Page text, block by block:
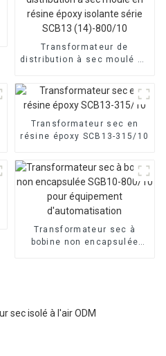
Transformateur de
distribution à sec moulé en
Transformateur sec en
résine époxy SCB13-315/10
Transformateur sec à
bobine non encapsulée